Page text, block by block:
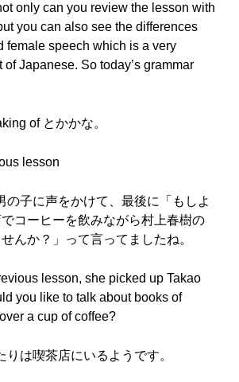
only can you review the lesson with
you can also see the differences
female speech which is a very
Japanese. So today’s grammar
of とかかな。
lesson
の子に声をかけて、最後に「もしよ
コーヒーを飲みながら村上春樹の
んか？」って言ってましたね。
lesson, she picked up Takao
you like to talk about books of
a cup of coffee?
りは喫茶店にいるようです。